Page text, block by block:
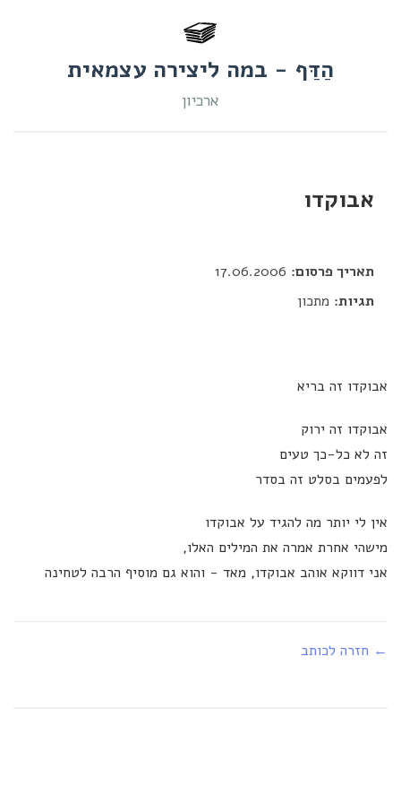
הַדַּף - במה ליצירה עצמאית
ארכיון
אבוקדו
תאריך פרסום:
תגיות: מתכון
אבוקדו זה בריא
אבוקדו זה ירוק
זה לא כל-כך טעים
לפעמים בסלט זה בסדר
אין לי יותר מה להגיד על אבוקדו
מישהי אחרת אמרה את המילים האלו,
אני דווקא אוהב אבוקדו, מאד - והוא גם מוסיף הרבה לטחינה
← חזרה לכותב